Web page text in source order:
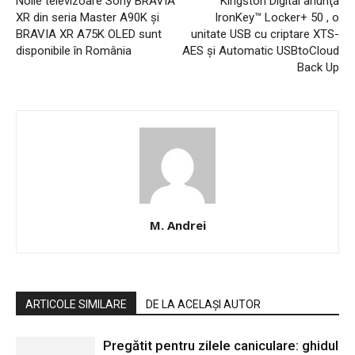
XR din seria Master A90K și
BRAVIA XR A75K OLED sunt
disponibile în România
IronKey™ Locker+ 50 , o
unitate USB cu criptare XTS-
AES și Automatic USBtoCloud
Back Up
M. Andrei
ARTICOLE SIMILARE DE LA ACELAȘI AUTOR
Pregătit pentru zilele caniculare: ghidul